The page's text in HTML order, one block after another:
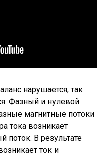
нарушается, так
Фазный и нулевой
магнитные потоки
тока возникает
В результате
ток и